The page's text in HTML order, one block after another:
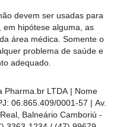
devem ser usadas para
em hipótese alguma, as
área médica. Somente o
problema de saúde e
adequado.
Pharma.br LTDA | Nome
06.865.409/0001-57 | Av.
Balneário Camboriú -